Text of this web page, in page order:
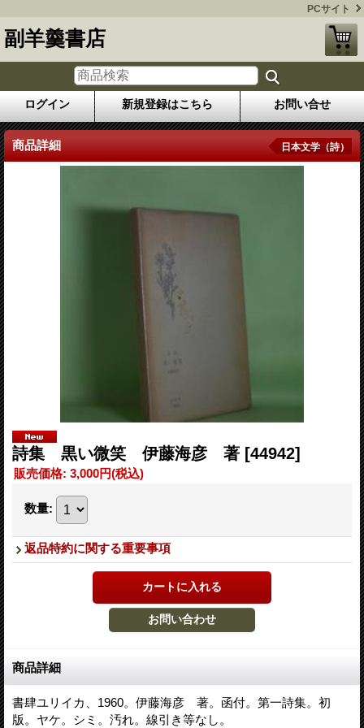
PCサイト
副羊羹書店
ログイン 新規登録はこちら お問い合せ
商品詳細 日本文学（詩）
詩集 黒い微笑 伊藤海彦 著 [44942]
販売価格: 3,000円(税込)
数量:
返品特約に関する重要事項
商品詳細
書肆ユリイカ、1960。伊藤海彦 著。函付。第一詩集。初
版。ヤケ。シミ。汚れ。線引き等なし。